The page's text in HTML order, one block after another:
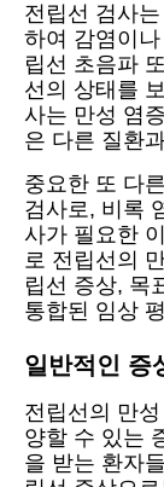
전립선 검사
하여 감염이
립선 초음파
선의 상태를
사는 만성 염
은 다른 질환
중요한 또 다
검사로, 비록
사가 필요한
로 전립선의
립선 증상, 목
통합된 임상
일반적인 증
전립선의 만
양할 수 있는
을 받는 환자